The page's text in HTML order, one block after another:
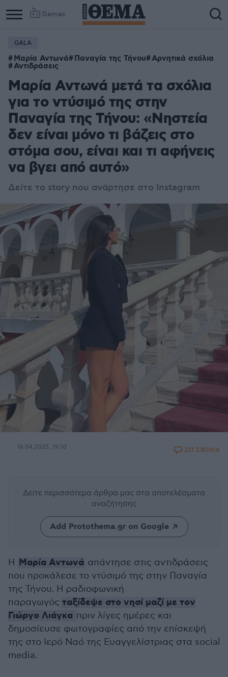
Games
GALA
Μαρία Αντωνά Παναγία της Τήνου Αρνητικά σχόλια
Αντιδράσεις
Μαρία Αντωνά μετά τα σχόλια
για το ντύσιμό της στην
Παναγία της Τήνου: «Νηστεία
δεν είναι μόνο τι βάζεις στο
στόμα σου, είναι και τι αφήνεις
να βγει από αυτό»
Δείτε το story που ανάρτησε στο Instagram
16.04.2025, 19:10 221 ΣΧΟΛΙΑ
Δείτε περισσότερα άρθρα μας στα αποτελέσματα
αναζήτησης
Add Protothema.gr on Google
Η Μαρία Αντωνά απάντησε στις αντιδράσεις
που προκάλεσε το ντύσιμό της στην Παναγία
της Τήνου. Η ραδιοφωνική
παραγωγός ταξίδεψε στο νησί μαζί με τον
Γιώργο Λιάγκα πριν λίγες ημέρες και
δημοσίευσε φωτογραφίες από την επίσκεψή
της στο Ιερό Ναό της Ευαγγελίστριας στα social
media.